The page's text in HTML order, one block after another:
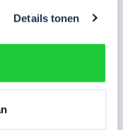
Details tonen